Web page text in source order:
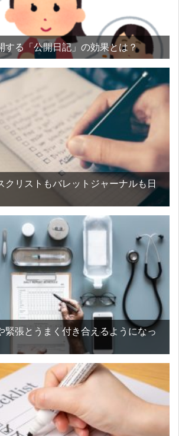
する「公開日記」の効果とは？
クリストもバレットジャーナルも日
緊張とうまく付き合えるようになっ